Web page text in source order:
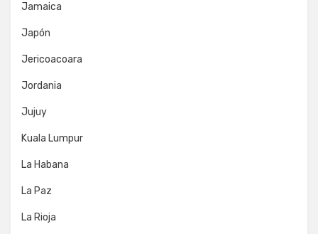
Jamaica
Japón
Jericoacoara
Jordania
Jujuy
Kuala Lumpur
La Habana
La Paz
La Rioja